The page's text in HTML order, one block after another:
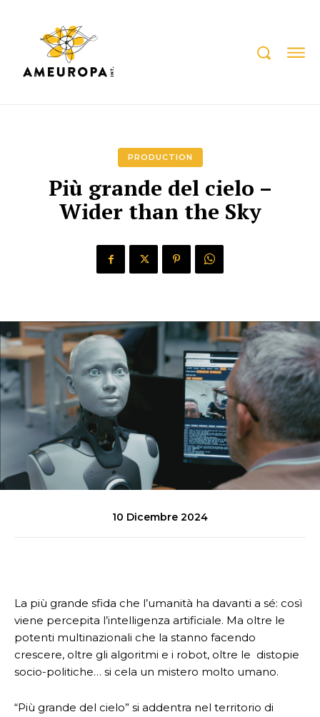
PRODUCTION
Più grande del cielo –
Wider than the Sky
10 Dicembre 2024
La più grande sfida che l’umanità ha davanti a sé: così
viene percepita l’intelligenza artificiale. Ma oltre le
potenti multinazionali che la stanno facendo
crescere, oltre gli algoritmi e i robot, oltre le distopie
socio-politiche… si cela un mistero molto umano.
“Più grande del cielo” si addentra nel territorio di